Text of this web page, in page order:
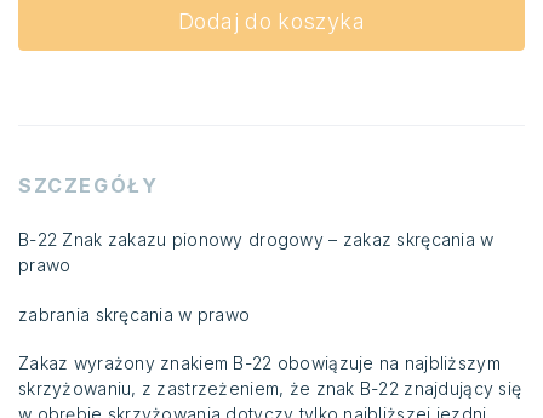
Dodaj do koszyka
SZCZEGÓŁY
B-22 Znak zakazu pionowy drogowy – zakaz skręcania w
prawo
zabrania skręcania w prawo
Zakaz wyrażony znakiem B-22 obowiązuje na najbliższym
skrzyżowaniu, z zastrzeżeniem, że znak B-22 znajdujący się